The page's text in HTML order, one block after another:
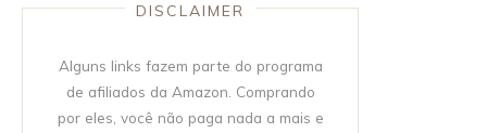
DISCLAIMER
Alguns links fazem parte do programa
de afiliados da Amazon. Comprando
por eles, você não paga nada a mais e